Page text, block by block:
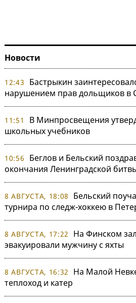
Новости
12:43
Бастрыкин
нарушением прав дольщиков в
11:51
В Минпросвещения
школьных учебников
10:56
Беглов и Бельский
окончания Ленинградской
8 АВГУСТА, 18:08
Бельский
турнира по следж-хоккею в
8 АВГУСТА, 17:22
На Финском
эвакуировали мужчину с яхты
8 АВГУСТА, 16:32
На Малой
теплоход и катер